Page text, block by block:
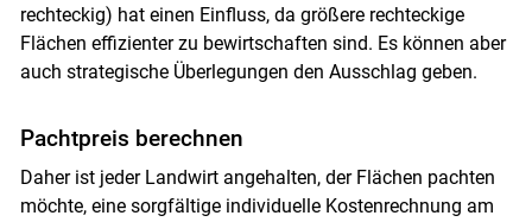
rechteckig) hat einen Einfluss, da größere rechteckige
Flächen effizienter zu bewirtschaften sind. Es können aber
auch strategische Überlegungen den Ausschlag geben.
Pachtpreis berechnen
Daher ist jeder Landwirt angehalten, der Flächen pachten
möchte, eine sorgfältige individuelle Kostenrechnung am